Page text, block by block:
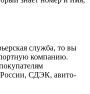
служба, то вы
компанию.
СДЭК, авито-